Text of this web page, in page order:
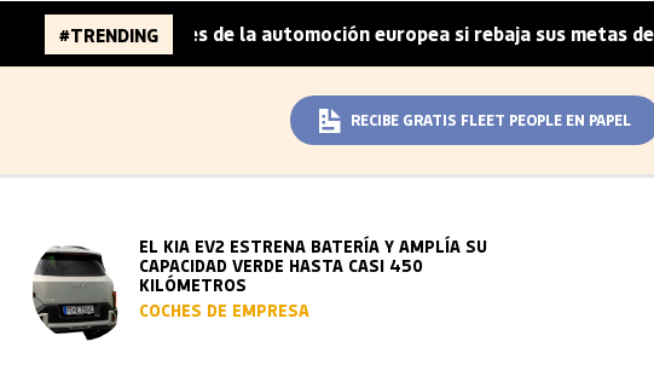
#TRENDING
96.000 millones de la automoción europea si rebaja sus metas de CO₂
RECIBE GRATIS FLEET PEOPLE EN PAPEL
EL KIA EV2 ESTRENA BATERÍA Y AMPLÍA SU
CAPACIDAD VERDE HASTA CASI 450
KILÓMETROS
COCHES DE EMPRESA